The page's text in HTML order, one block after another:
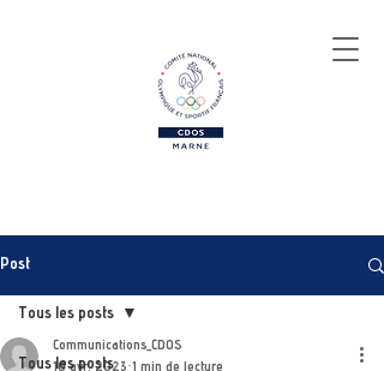
Post
Tous les posts
Tous les posts
Communications_CDOS
10 avr. 2023 1 min de lecture